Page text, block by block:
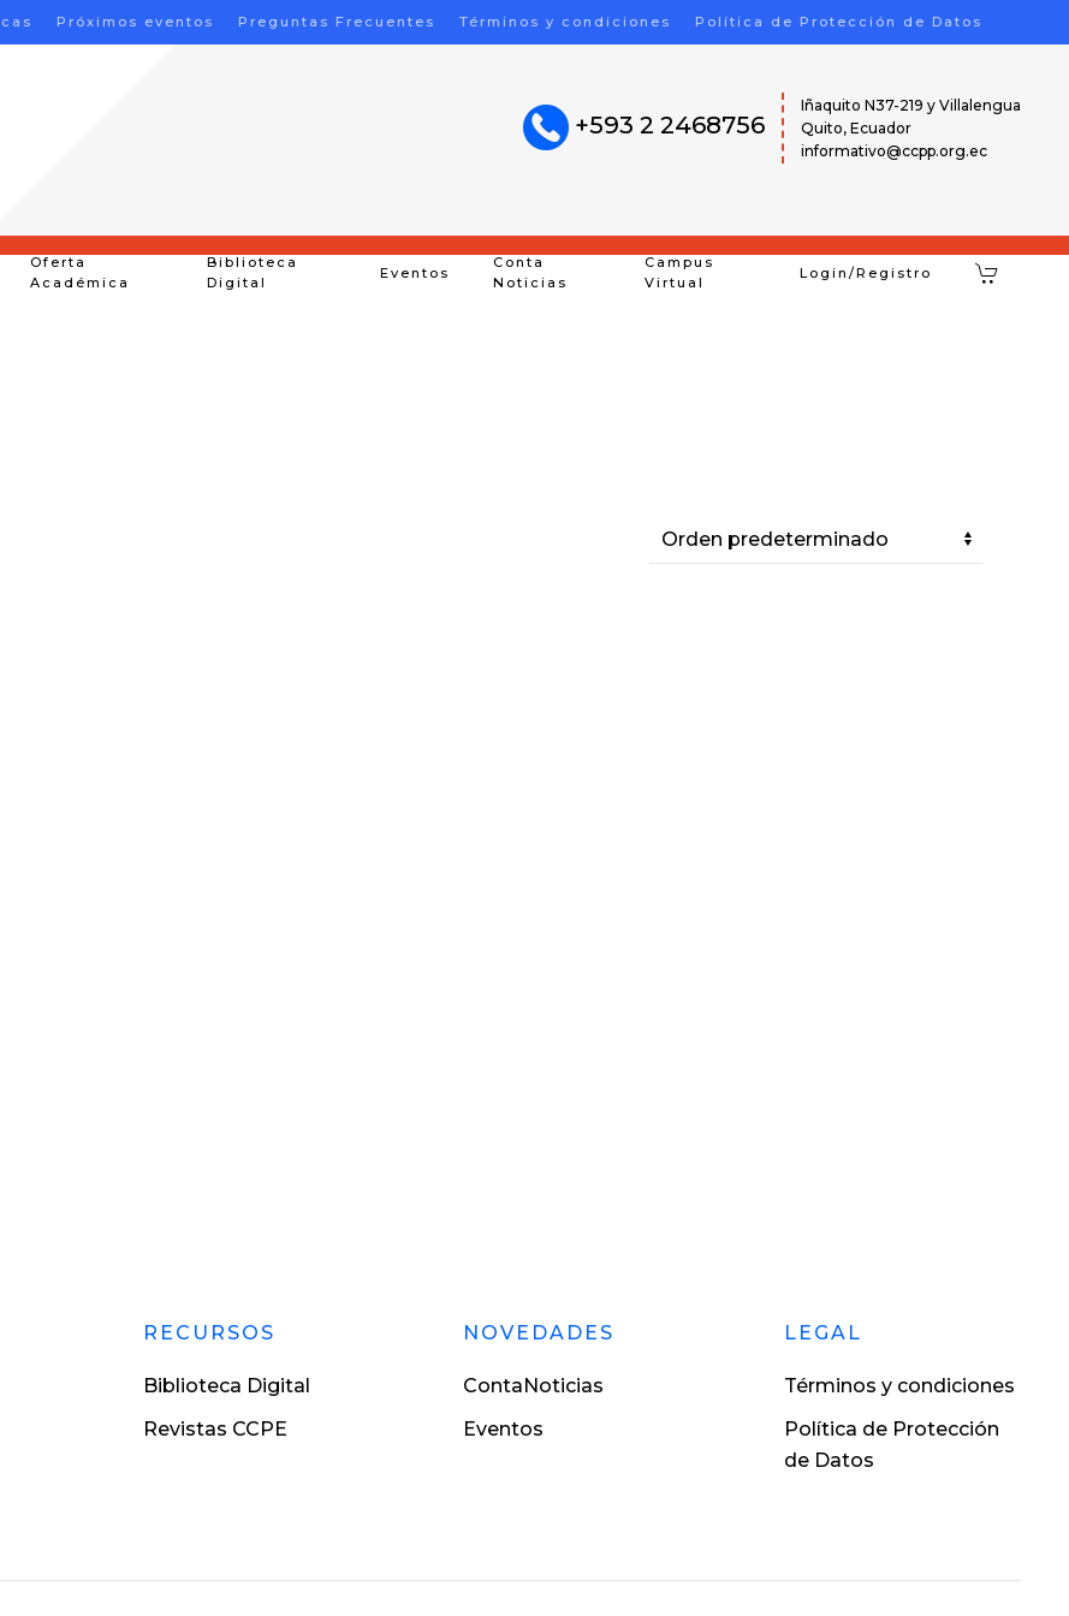
Próximos eventos Preguntas Frecuentes Términos y condiciones Política de Protección de Datos
+593 2 2468756
Iñaquito N37-219 y Villalengua
Quito, Ecuador
informativo@ccpp.org.ec
Oferta
Académica
Biblioteca
Digital
Eventos
Conta
Noticias
Campus
Virtual
Login/Registro
RECURSOS
Biblioteca Digital
Revistas CCPE
NOVEDADES
ContaNoticias
Eventos
LEGAL
Términos y condiciones
Política de Protección
de Datos